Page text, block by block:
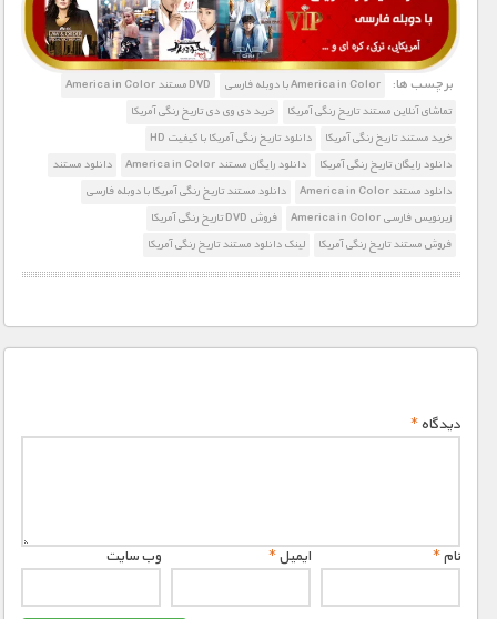
1900 تومان – دانلود قسمت 3 (دهه 1940)
1900 تومان – دانلود قسمت 4 (دهه 1950)
1900 تومان – دانلود قسمت 5 (دهه 1960)
1900 تومان – غول های صنعت (افزودن به سبد خريد)
1900 تومان – غرب وحشی (افزودن به سبد خريد)
1900 تومان – زمان بازی (افزودن به سبد خريد)
1900 تومان – اشراف آمریکایی (افزودن به سبد خريد)
برچسب ها: America in Color با دوبله فارسی
DVD مستند America in Color
تماشای آنلاین مستند تاریخ رنگی آمریکا
خرید دی وی دی تاریخ رنگی آمریکا
خرید مستند تاریخ رنگی آمریکا
دانلود تاریخ رنگی آمریکا با کیفیت HD
دانلود رایگان تاریخ رنگی آمریکا
دانلود رایگان مستند America in Color
دانلود مستند
دانلود مستند America in Color
دانلود مستند تاریخ رنگی آمریکا با دوبله فارسی
زیرنویس فارسی America in Color
فروش DVD تاریخ رنگی آمریکا
فروش مستند تاریخ رنگی آمریکا
لینک دانلود مستند تاریخ رنگی آمریکا
دیدگاه*
نام* ایمیل* وب‌ سایت